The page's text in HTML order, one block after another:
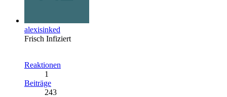
alexisinked
Frisch Infiziert
Reaktionen
1
Beiträge
243